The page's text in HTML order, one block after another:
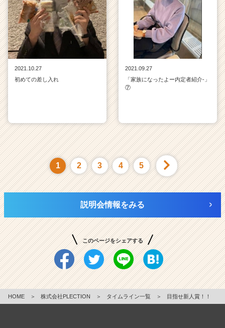
2021.10.27
初めての差し入れ
2021.09.27
「家族になったよー内定者紹介‐」
⑦
1 2 3 4 5
説明会情報をみる
このページをシェアする
HOME ＞ 株式会社PLECTION ＞ タイムライン一覧 ＞ 目指せ新人賞！！